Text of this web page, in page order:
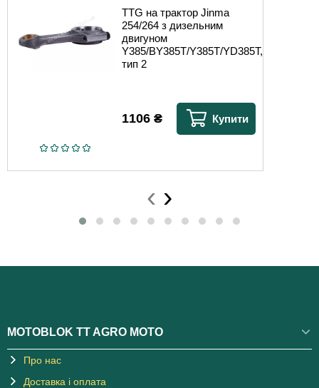
TTG на трактор Jinma
254/264 з дизельним
двигуном
Y385/BY385T/Y385T/YD385T,
тип 2
1106 ₴ Купити
‹ ›
MOTOBLOK TT AGRO MOTO
Про нас
Доставка і оплата